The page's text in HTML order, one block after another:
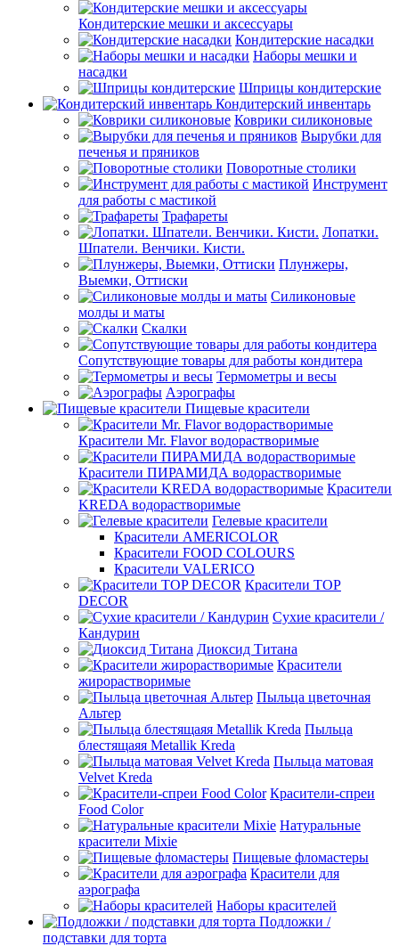
Кондитерские мешки и аксессуары
Кондитерские насадки
Наборы мешки и
насадки
Шприцы кондитерские
Кондитерский инвентарь
Коврики силиконовые
Вырубки для
печенья и пряников
Поворотные столики
Инструмент
для работы с мастикой
Трафареты
Лопатки.
Шпатели. Венчики. Кисти.
Плунжеры,
Выемки, Оттиски
Силиконовые
молды и маты
Скалки
Сопутствующие товары для работы кондитера
Термометры и весы
Аэрографы
Пищевые красители
Красители Mr. Flavor водорастворимые
Красители ПИРАМИДА водорастворимые
Красители
KREDA водорастворимые
Гелевые красители
Красители AMERICOLOR
Красители FOOD COLOURS
Красители VALERICO
Красители TOP
DECOR
Сухие красители /
Кандурин
Диоксид Титана
Красители
жирорастворимые
Пыльца цветочная
Альтер
Пыльца
блестящаяя Metallik Kreda
Пыльца матовая
Velvet Kreda
Красители-спреи
Food Color
Натуральные
красители Mixie
Пищевые фломастеры
Красители для
аэрографа
Наборы красителей
Подложки /
подставки для торта